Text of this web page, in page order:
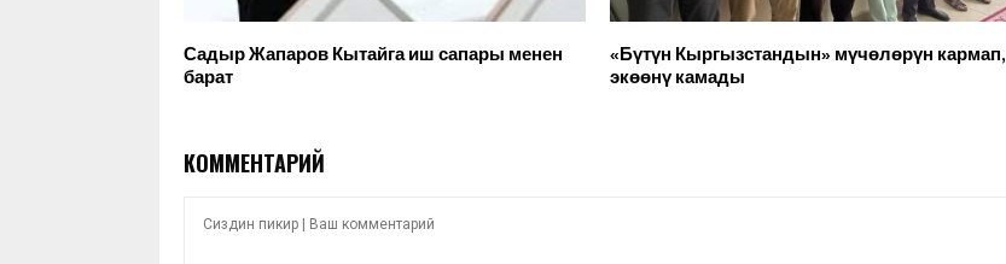
Садыр Жапаров Кытайга иш сапары менен
барат
«Бүтүн Кыргызстандын» мүчөлөрүн кармап,
экөөнү камады
КОММЕНТАРИЙ